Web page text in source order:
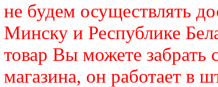
не будем осуществлять
Минску и Республике
товар Вы можете забрать
магазина, он работает в